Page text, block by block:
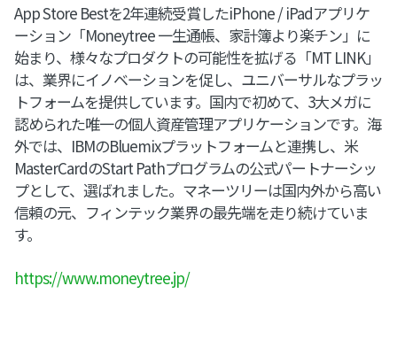
App Store Bestを2年連続受賞したiPhone / iPadアプリケ
ーション「Moneytree 一生通帳、家計簿より楽チン」に
始まり、様々なプロダクトの可能性を拡げる「MT LINK」
は、業界にイノベーションを促し、ユニバーサルなプラッ
トフォームを提供しています。国内で初めて、3大メガに
認められた唯一の個人資産管理アプリケーションです。海
外では、IBMのBluemixプラットフォームと連携し、米
MasterCardのStart Pathプログラムの公式パートナーシッ
プとして、選ばれました。マネーツリーは国内外から高い
信頼の元、フィンテック業界の最先端を走り続けていま
す。
https://www.moneytree.jp/